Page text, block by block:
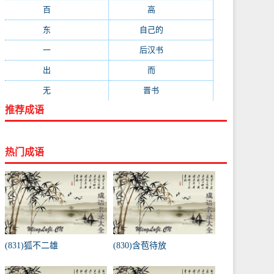
百 高(190)
东 自己的
一 后汉书(177)
出 而(164)
无 晋书
推荐成语
热门成语
(831)狐不二雄 (830)含苞待放